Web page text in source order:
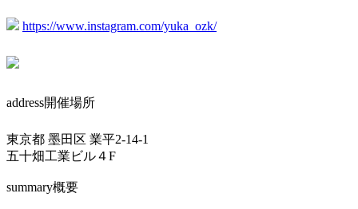
https://www.instagram.com/yuka_ozk/
address開催場所
東京都 墨田区 業平2-14-1
五十畑工業ビル４F
summary概要